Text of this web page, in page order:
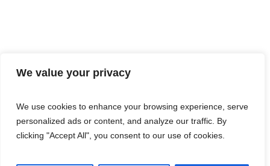
We value your privacy
We use cookies to enhance your browsing experience, serve
personalized ads or content, and analyze our traffic. By
clicking "Accept All", you consent to our use of cookies.
© 2025 Cost&Logis